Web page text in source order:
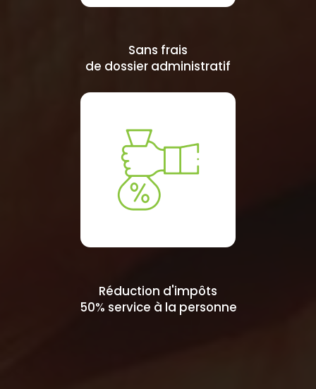
Sans frais
de dossier administratif
Réduction d'impôts
50% service à la personne